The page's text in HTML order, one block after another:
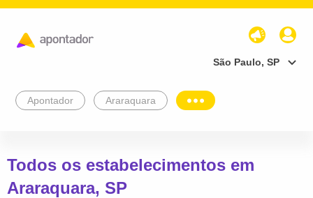
São Paulo, SP
Apontador Araraquara
Todos os estabelecimentos em
Araraquara, SP